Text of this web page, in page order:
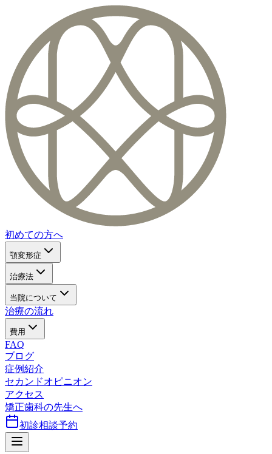
初めての方へ
顎変形症
治療法
当院について
治療の流れ
費用
FAQ
ブログ
症例紹介
セカンドオピニオン
アクセス
矯正歯科の先生へ
初診相談予約